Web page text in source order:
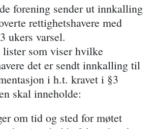
forening sender ut innkalling
rettighetshavere med
ukers varsel.
lister som viser hvilke
det er sendt innkalling til
i h.t. kravet i §3
skal inneholde:
om tid og sted for møtet